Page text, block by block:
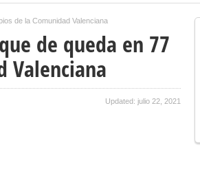
de la Comunidad Valenciana
de queda en 77
Valenciana
Updated: julio 22, 2021